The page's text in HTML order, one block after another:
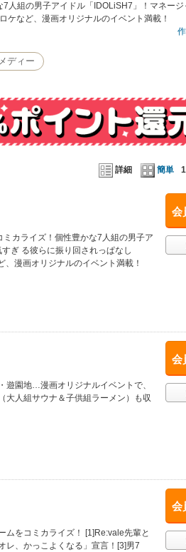
人組の男子アイドル「IDOLiSH7」！マネー
など、漫画オリジナルのイベント満載！
ディー
詳細 簡単
会
カライズ！個性豊かな7人組の男子ア
ぎ る彼らに振り回されっぱなし
漫画オリジナルのイベント満載！
会
遊園地…漫画オリジナルイベントで、
大人組サウナ＆子供組ラーメン）も収
会
をコミカライズ！ [1]Re:vale先輩と
レ、かっこよくなる」宣言！[3]男7